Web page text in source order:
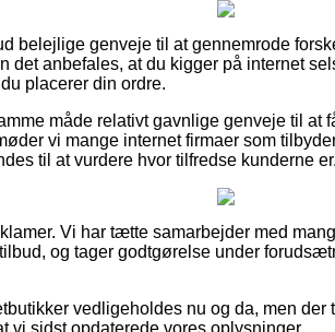
belejlige genveje til at gennemrode
det anbefales, at du kigger på internet
placerer din ordre.
måde relativt gavnlige genveje til at
vi mange internet firmaer som
til at vurdere hvor tilfredse kunderne er.
Vi har tætte samarbejder med
og tager godtgørelse under
vedligeholdes nu og da, men der
vi sidst opdaterede vores oplysninger.